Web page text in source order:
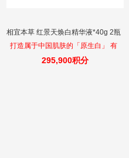
相宜本草 红景天焕白精华液*40g 2瓶
打造属于中国肌肤的「原生白」 有
295,900积分